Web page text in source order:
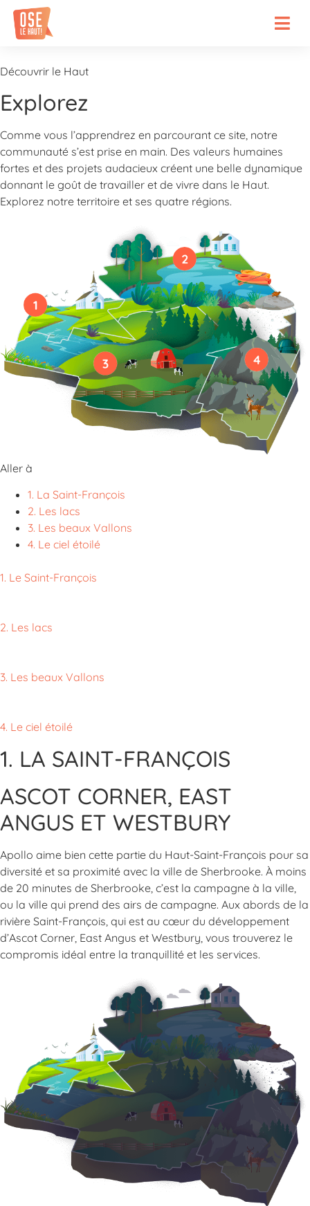
Découvrir le Haut
Explorez
Comme vous l’apprendrez en parcourant ce site, notre
communauté s’est prise en main. Des valeurs humaines
fortes et des projets audacieux créent une belle dynamique
donnant le goût de travailler et de vivre dans le Haut.
Explorez notre territoire et ses quatre régions.
Aller à
1. La Saint-François
2. Les lacs
3. Les beaux Vallons
4. Le ciel étoilé
1. Le Saint-François
2. Les lacs
3. Les beaux Vallons
4. Le ciel étoilé
1. LA SAINT-FRANÇOIS
ASCOT CORNER, EAST
ANGUS ET WESTBURY
Apollo aime bien cette partie du Haut-Saint-François pour sa
diversité et sa proximité avec la ville de Sherbrooke. À moins
de 20 minutes de Sherbrooke, c’est la campagne à la ville,
ou la ville qui prend des airs de campagne. Aux abords de la
rivière Saint-François, qui est au cœur du développement
d’Ascot Corner, East Angus et Westbury, vous trouverez le
compromis idéal entre la tranquillité et les services.